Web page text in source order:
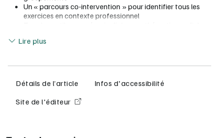
Un « parcours co-intervention » pour identifier tous les
exercices en contexte professionnel
Une vidéo et une situation de la vie quotidienne pour
Une évaluation par chapitre pour faire le point sur
De nombreuses ressources numériques : vidéos, QCM,
Pour vous prescripteur numérique : Offert ! Le manuel
Lire plus
Détails de l’article
Infos d'accessibilité
Site de l'éditeur